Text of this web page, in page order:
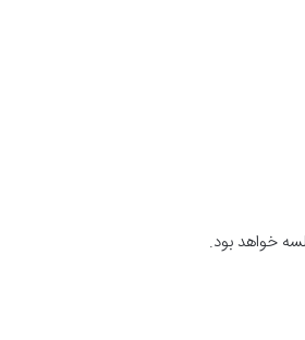
خواهد بود.